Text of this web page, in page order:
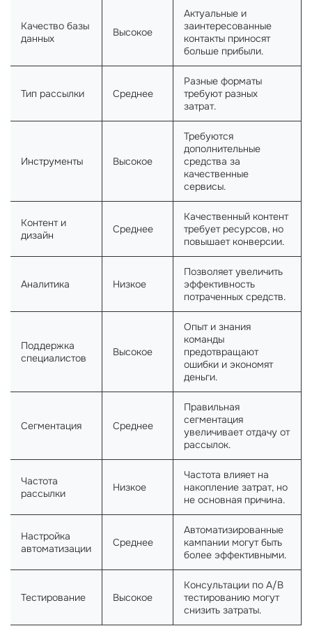
Качество базы
данных
Высокое
Актуальные и
заинтересованные
контакты приносят
больше прибыли.
Тип рассылки Среднее
Разные форматы
требуют разных
затрат.
Инструменты Высокое
Требуются
дополнительные
средства за
качественные
сервисы.
Контент и
дизайн
Среднее
Качественный контент
требует ресурсов, но
повышает конверсии.
Аналитика Низкое
Позволяет увеличить
эффективность
потраченных средств.
Поддержка
специалистов
Высокое
Опыт и знания
команды
предотвращают
ошибки и экономят
деньги.
Сегментация Среднее
Правильная
сегментация
увеличивает отдачу от
рассылок.
Частота
рассылки
Низкое
Частота влияет на
накопление затрат, но
не основная причина.
Настройка
автоматизации
Среднее
Автоматизированные
кампании могут быть
более эффективными.
Тестирование Высокое
Консультации по A/B
тестированию могут
снизить затраты.